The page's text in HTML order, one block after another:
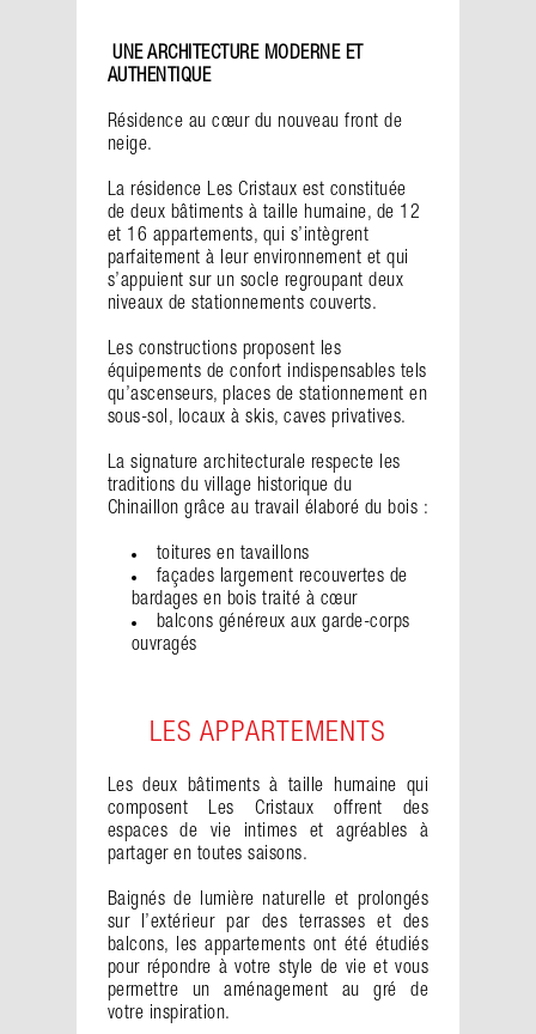
UNE ARCHITECTURE MODERNE ET
AUTHENTIQUE
Résidence au cœur du nouveau front de
neige.
La résidence Les Cristaux est constituée
de deux bâtiments à taille humaine, de 12
et 16 appartements, qui s’intègrent
parfaitement à leur environnement et qui
s’appuient sur un socle regroupant deux
niveaux de stationnements couverts.
Les constructions proposent les
équipements de confort indispensables tels
qu’ascenseurs, places de stationnement en
sous-sol, locaux à skis, caves privatives.
La signature architecturale respecte les
traditions du village historique du
Chinaillon grâce au travail élaboré du bois :
toitures en tavaillons
façades largement recouvertes de
bardages en bois traité à cœur
balcons généreux aux garde-corps
ouvragés
LES APPARTEMENTS
Les deux bâtiments à taille humaine qui
composent Les Cristaux offrent des
espaces de vie intimes et agréables à
partager en toutes saisons.
Baignés de lumière naturelle et prolongés
sur l’extérieur par des terrasses et des
balcons, les appartements ont été étudiés
pour répondre à votre style de vie et vous
permettre un aménagement au gré de
votre inspiration.